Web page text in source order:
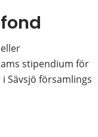
stipendium för
Sävsjö församlings